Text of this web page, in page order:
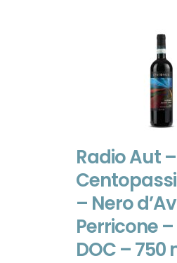
Radio Aut –
– Nero
Perricone –
DOC – 750